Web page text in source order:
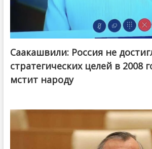
Саакашвили: Россия не
стратегических целей в 2008
мстит народу